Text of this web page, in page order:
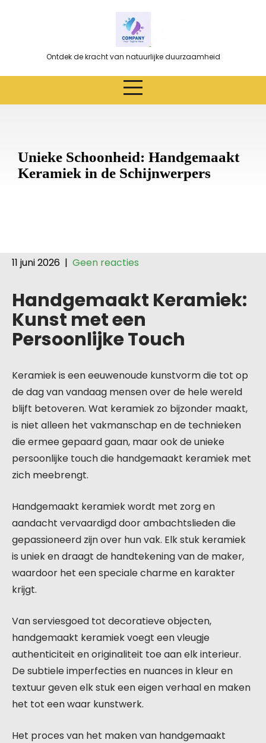
Ontdek de kracht van natuurlijke duurzaamheid
Unieke Schoonheid: Handgemaakt
Keramiek in de Schijnwerpers
11 juni 2026 | Geen reacties
Handgemaakt Keramiek:
Kunst met een
Persoonlijke Touch
Keramiek is een eeuwenoude kunstvorm die tot op
de dag van vandaag mensen over de hele wereld
blijft betoveren. Wat keramiek zo bijzonder maakt,
is niet alleen het vakmanschap en de technieken
die ermee gepaard gaan, maar ook de unieke
persoonlijke touch die handgemaakt keramiek met
zich meebrengt.
Handgemaakt keramiek wordt met zorg en
aandacht vervaardigd door ambachtslieden die
gepassioneerd zijn over hun vak. Elk stuk keramiek
is uniek en draagt de handtekening van de maker,
waardoor het een speciale charme en karakter
krijgt.
Van serviesgoed tot decoratieve objecten,
handgemaakt keramiek voegt een vleugje
authenticiteit en originaliteit toe aan elk interieur.
De subtiele imperfecties en nuances in kleur en
textuur geven elk stuk een eigen verhaal en maken
het tot een waar kunstwerk.
Het proces van het maken van handgemaakt